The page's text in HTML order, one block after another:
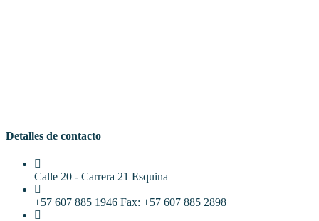
Detalles de contacto
Calle 20 - Carrera 21 Esquina
+57 607 885 1946 Fax: +57 607 885 2898